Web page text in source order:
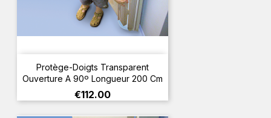
Protège-Doigts Transparent
Ouverture A 90º Longueur 200 Cm
Price
€112.00